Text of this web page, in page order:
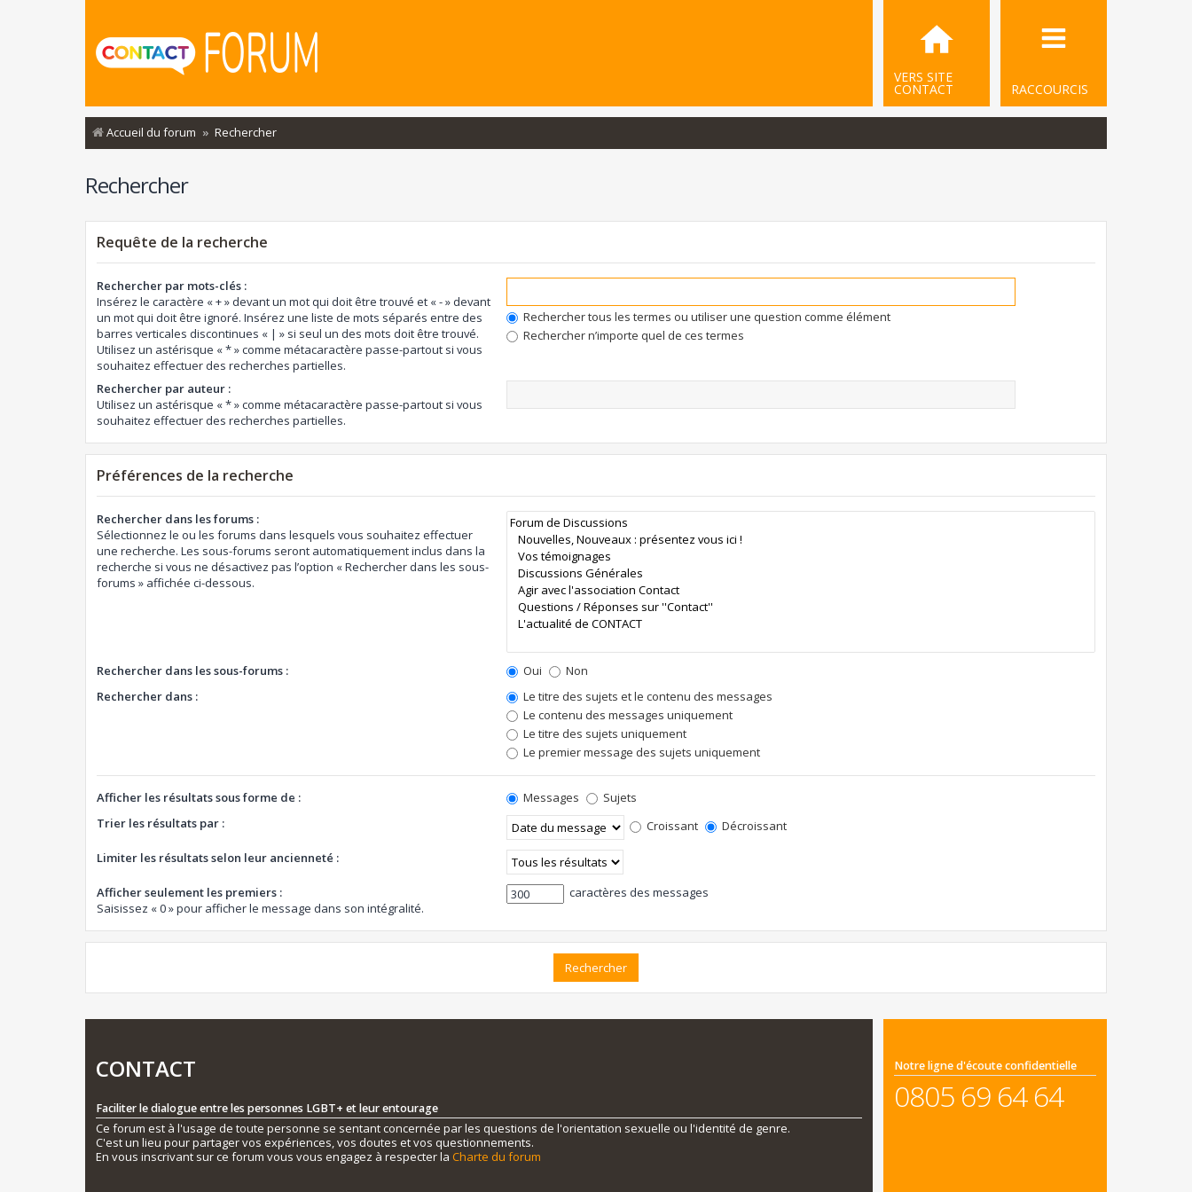
RACCOURCIS
VERS SITE
CONTACT
Accueil du forum Rechercher
Rechercher
Requête de la recherche
Rechercher par mots-clés :
Insérez le caractère « + » devant un mot qui doit être trouvé et « - » devant
un mot qui doit être ignoré. Insérez une liste de mots séparés entre des
barres verticales discontinues « | » si seul un des mots doit être trouvé.
Utilisez un astérisque « * » comme métacaractère passe-partout si vous
souhaitez effectuer des recherches partielles.
Rechercher tous les termes ou utiliser une question comme élément
Rechercher n’importe quel de ces termes
Rechercher par auteur :
Utilisez un astérisque « * » comme métacaractère passe-partout si vous
souhaitez effectuer des recherches partielles.
Préférences de la recherche
Rechercher dans les forums :
Sélectionnez le ou les forums dans lesquels vous souhaitez effectuer
une recherche. Les sous-forums seront automatiquement inclus dans la
recherche si vous ne désactivez pas l’option « Rechercher dans les sous-
forums » affichée ci-dessous.
Rechercher dans les sous-forums : Oui
Non
Rechercher dans :
Le titre des sujets et le contenu des messages
Le contenu des messages uniquement
Le titre des sujets uniquement
Le premier message des sujets uniquement
Afficher les résultats sous forme de : Messages
Sujets
Trier les résultats par :
Croissant
Décroissant
Limiter les résultats selon leur ancienneté :
Afficher seulement les premiers :
Saisissez « 0 » pour afficher le message dans son intégralité.
caractères des messages
CONTACT
Faciliter le dialogue entre les personnes LGBT+ et leur entourage
Ce forum est à l'usage de toute personne se sentant concernée par les questions de l'orientation sexuelle ou l'identité de genre.
C'est un lieu pour partager vos expériences, vos doutes et vos questionnements.
En vous inscrivant sur ce forum vous vous engagez à respecter la Charte du forum
Notre ligne d'écoute confidentielle
0805 69 64 64